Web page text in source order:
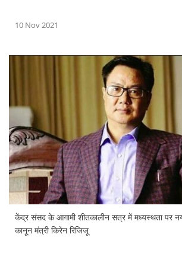
10 Nov 2021
केंद्र संसद के आगामी शीतकालीन सत्र में मध्यस्थता पर
कानून मंत्री किरेन रिजिजू